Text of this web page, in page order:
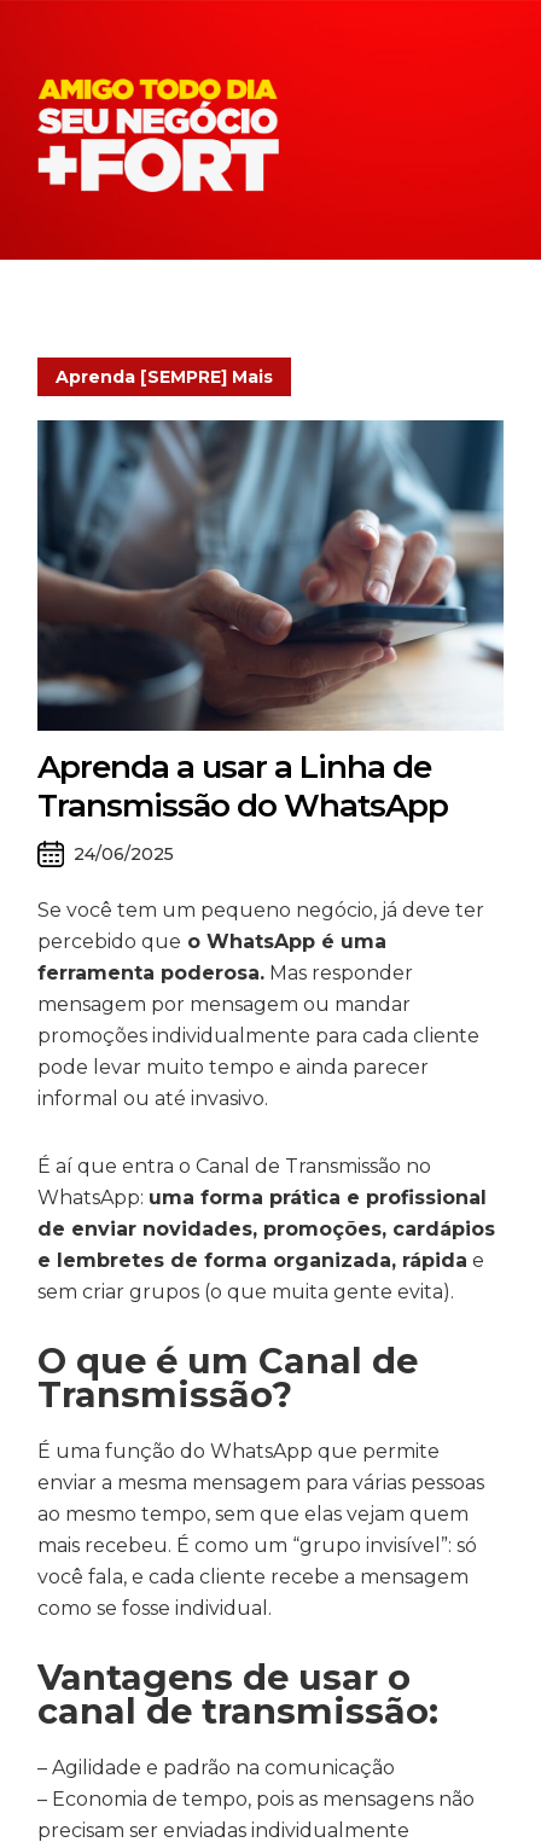
Aprenda [SEMPRE] Mais
Aprenda a usar a Linha de
Transmissão do WhatsApp
24/06/2025
Se você tem um pequeno negócio, já deve ter
percebido que o WhatsApp é uma
ferramenta poderosa. Mas responder
mensagem por mensagem ou mandar
promoções individualmente para cada cliente
pode levar muito tempo e ainda parecer
informal ou até invasivo.
É aí que entra o Canal de Transmissão no
WhatsApp: uma forma prática e profissional
de enviar novidades, promoções, cardápios
e lembretes de forma organizada, rápida e
sem criar grupos (o que muita gente evita).
O que é um Canal de
Transmissão?
É uma função do WhatsApp que permite
enviar a mesma mensagem para várias pessoas
ao mesmo tempo, sem que elas vejam quem
mais recebeu. É como um “grupo invisível”: só
você fala, e cada cliente recebe a mensagem
como se fosse individual.
Vantagens de usar o
canal de transmissão:
– Agilidade e padrão na comunicação
– Economia de tempo, pois as mensagens não
precisam ser enviadas individualmente